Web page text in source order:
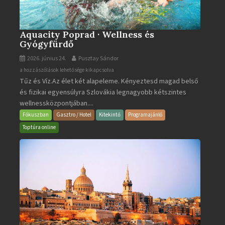
Aquacity Poprad · Wellness és
Gyógyfürdő
2026. június 24. Pusztay Sándor
Aquacity
Poprad
·
Wellness
és
Gyógyfürdő
a hozzászólások lehetősége kikapcsolva
Tűz és Víz.Az élet két alapeleme. Kényeztesd magad belső
és fizikai egyensúlyra Szlovákia legnagyobb kétszintes
wellnessközpontjában....
Fókuszban Gasztro / Hotel Kitekintő
Programajánló
Toptúra online